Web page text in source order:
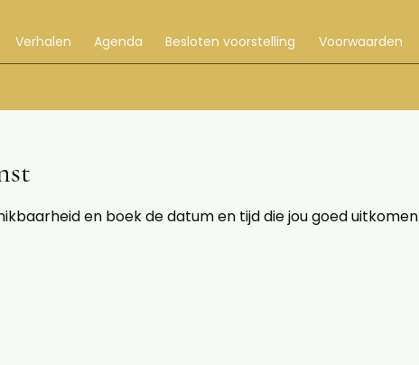
Verhalen Agenda Besloten voorstelling Voorwaarden
en boek de datum en tijd die jou goed uitkomen